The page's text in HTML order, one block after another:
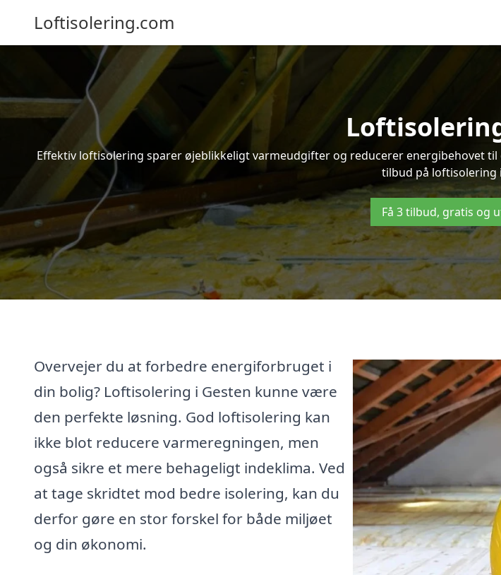
Loftisolering.com
Effektiv loftisolering sparer øjeblikkeligt varmeudgifter og reducerer energibehovet
tilbud på loftisolering
Få 3 tilbud, gratis og
Overvejer du at forbedre energiforbruget i
din bolig? Loftisolering i Gesten kunne være
den perfekte løsning. God loftisolering kan
ikke blot reducere varmeregningen, men
også sikre et mere behageligt indeklima. Ved
at tage skridtet mod bedre isolering, kan du
derfor gøre en stor forskel for både miljøet
og din økonomi.